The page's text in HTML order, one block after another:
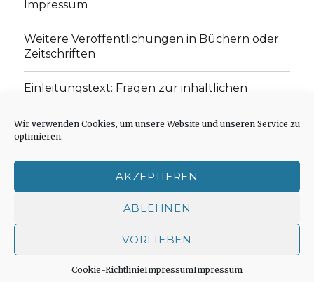
Wir verwenden Cookies, um unsere Website und unseren Service zu
optimieren.
AKZEPTIEREN
ABLEHNEN
VORLIEBEN
Cookie-RichtlinieImpressumImpressum
Impressum
Weitere Veröffentlichungen in Büchern oder
Zeitschriften
Einleitungstext: Fragen zur inhaltlichen
„schwachen Glaubens“
Cookie-Richtlinie (EU)
Impressum